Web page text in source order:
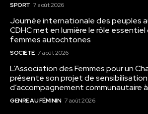
SPORT 7 août 2026
Journée internationale des peuples
CDHC met en lumière le rôle
femmes autochtones
SOCIÉTÉ 7 août 2026
L’Association des Femmes pour un
présente son projet de
d’accompagnement communautaire à
GENRE AU FÉMININ 7 août 2026